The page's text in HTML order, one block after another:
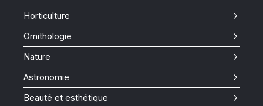
Horticulture
Ornithologie
Nature
Astronomie
Beauté et esthétique